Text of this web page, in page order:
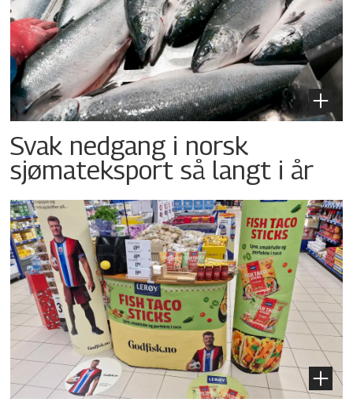
Svak nedgang i norsk
sjømateksport så langt i år